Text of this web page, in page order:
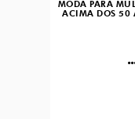
MODA PARA
ACIMA DOS 50